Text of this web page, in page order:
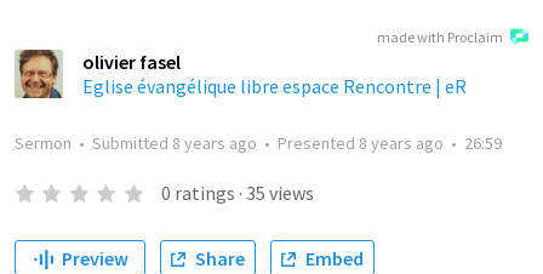
made with Proclaim
olivier fasel
Eglise évangélique libre espace Rencontre | eR
Sermon • Submitted 8 years ago • Presented 8 years ago • 26:59
0 ratings · 35 views
Preview Share Embed